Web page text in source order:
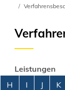
Leistungen
H I J K